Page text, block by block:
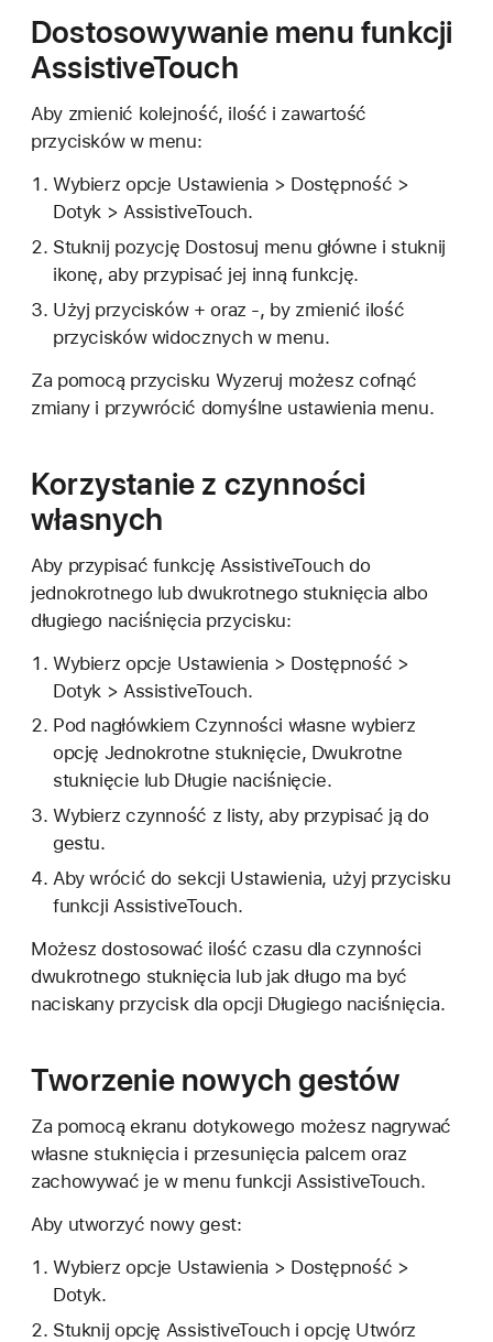
Dostosowywanie menu funkcji
AssistiveTouch
Aby zmienić kolejność, ilość i zawartość
przycisków w menu:
Wybierz opcje Ustawienia > Dostępność >
Dotyk > AssistiveTouch.
Stuknij pozycję Dostosuj menu główne i stuknij
ikonę, aby przypisać jej inną funkcję.
Użyj przycisków + oraz -, by zmienić ilość
przycisków widocznych w menu.
Za pomocą przycisku Wyzeruj możesz cofnąć
zmiany i przywrócić domyślne ustawienia menu.
Korzystanie z czynności
własnych
Aby przypisać funkcję AssistiveTouch do
jednokrotnego lub dwukrotnego stuknięcia albo
długiego naciśnięcia przycisku:
Wybierz opcje Ustawienia > Dostępność >
Dotyk > AssistiveTouch.
Pod nagłówkiem Czynności własne wybierz
opcję Jednokrotne stuknięcie, Dwukrotne
stuknięcie lub Długie naciśnięcie.
Wybierz czynność z listy, aby przypisać ją do
gestu.
Aby wrócić do sekcji Ustawienia, użyj przycisku
funkcji AssistiveTouch.
Możesz dostosować ilość czasu dla czynności
dwukrotnego stuknięcia lub jak długo ma być
naciskany przycisk dla opcji Długiego naciśnięcia.
Tworzenie nowych gestów
Za pomocą ekranu dotykowego możesz nagrywać
własne stuknięcia i przesunięcia palcem oraz
zachowywać je w menu funkcji AssistiveTouch.
Aby utworzyć nowy gest:
Wybierz opcje Ustawienia > Dostępność >
Dotyk.
Stuknij opcję AssistiveTouch i opcję Utwórz